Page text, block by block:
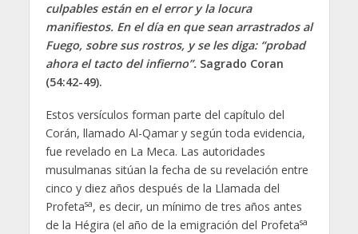
culpables están en el error y la locura
manifiestos. En el día en que sean arrastrados al
Fuego, sobre sus rostros, y se les diga: “probad
ahora el tacto del infierno”. Sagrado Coran
(54:42-49).
Estos versículos forman parte del capítulo del
Corán, llamado Al-Qamar y según toda evidencia,
fue revelado en La Meca. Las autoridades
musulmanas sitúan la fecha de su revelación entre
cinco y diez años después de la Llamada del
Profetasa, es decir, un mínimo de tres años antes
de la Hégira (el año de la emigración del Profetasa